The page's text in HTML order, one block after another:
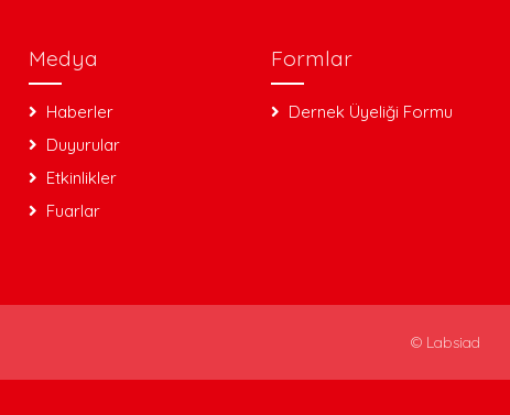
Medya
Haberler
Duyurular
Etkinlikler
Fuarlar
Formlar
Dernek Üyeliği Formu
© Labsiad